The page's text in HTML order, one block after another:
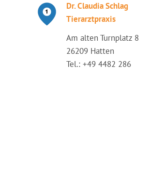
Dr. Claudia Schlag
Tierarztpraxis
Am alten Turnplatz 8
26209 Hatten
Tel.: +49 4482 286